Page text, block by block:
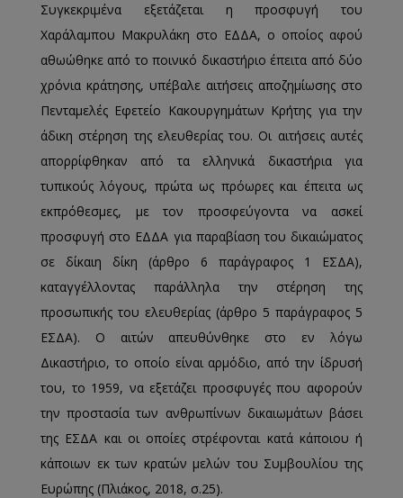
Συγκεκριμένα εξετάζεται η προσφυγή του
Χαράλαμπου Μακρυλάκη στο ΕΔΔΑ, ο οποίος αφού
αθωώθηκε από το ποινικό δικαστήριο έπειτα από δύο
χρόνια κράτησης, υπέβαλε αιτήσεις αποζημίωσης στο
Πενταμελές Εφετείο Κακουργημάτων Κρήτης για την
άδικη στέρηση της ελευθερίας του. Οι αιτήσεις αυτές
απορρίφθηκαν από τα ελληνικά δικαστήρια για
τυπικούς λόγους, πρώτα ως πρόωρες και έπειτα ως
εκπρόθεσμες, με τον προσφεύγοντα να ασκεί
προσφυγή στο ΕΔΔΑ για παραβίαση του δικαιώματος
σε δίκαιη δίκη (άρθρο 6 παράγραφος 1 ΕΣΔΑ),
καταγγέλλοντας παράλληλα την στέρηση της
προσωπικής του ελευθερίας (άρθρο 5 παράγραφος 5
ΕΣΔΑ). Ο αιτών απευθύνθηκε στο εν λόγω
Δικαστήριο, το οποίο είναι αρμόδιο, από την ίδρυσή
του, το 1959, να εξετάζει προσφυγές που αφορούν
την προστασία των ανθρωπίνων δικαιωμάτων βάσει
της ΕΣΔΑ και οι οποίες στρέφονται κατά κάποιου ή
κάποιων εκ των κρατών μελών του Συμβουλίου της
Ευρώπης (Πλιάκος, 2018, σ.25).